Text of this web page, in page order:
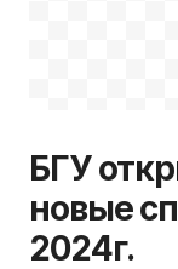
БГУ
новые
2024г.